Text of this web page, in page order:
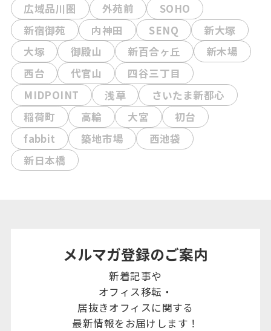
広域品川圏
外苑前
SOHO
新宿御苑
内神田 SENQ
新大塚
大塚
御殿山 新百合ヶ丘
新木場
西台
代官山
四谷三丁目
MIDPOINT
浅草
さいたま新都心
稲荷町
高輪 大宮
初台
fabbit
築地市場
西池袋
新日本橋
メルマガ登録のご案内
新着記事や
オフィス移転・
居抜きオフィスに関する
最新情報をお届けします！